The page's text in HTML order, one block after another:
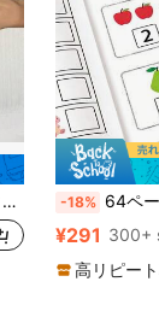
-18% 64ページ デジタル穴埋めワークブック、森と海の動
¥291 300+
高リピー